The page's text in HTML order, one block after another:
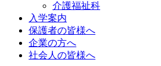
介護福祉科
入学案内
保護者の皆様へ
企業の方へ
社会人の皆様へ